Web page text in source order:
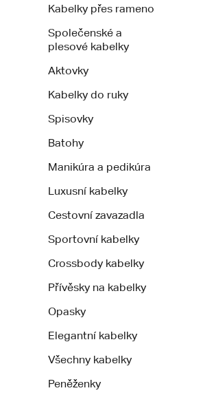
Kabelky přes rameno
Společenské a
plesové kabelky
Aktovky
Kabelky do ruky
Spisovky
Batohy
Manikúra a pedikúra
Luxusní kabelky
Cestovní zavazadla
Sportovní kabelky
Crossbody kabelky
Přívěsky na kabelky
Opasky
Elegantní kabelky
Všechny kabelky
Peněženky